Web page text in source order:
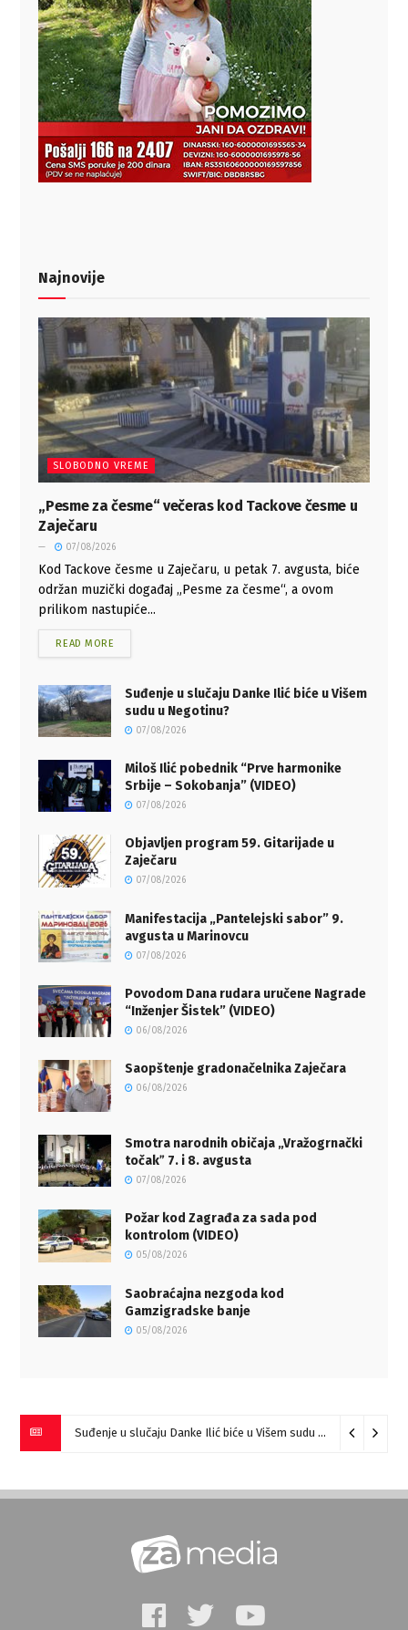
Najnovije
SLOBODNO VREME
„Pesme za česme“ večeras kod Tackove česme u
Zaječaru
07/08/2026
Kod Tackove česme u Zaječaru, u petak 7. avgusta, biće
održan muzički događaj „Pesme za česme“, a ovom
prilikom nastupiće...
READ MORE
Suđenje u slučaju Danke Ilić biće u Višem
sudu u Negotinu?
07/08/2026
Miloš Ilić pobednik “Prve harmonike
Srbije – Sokobanja” (VIDEO)
07/08/2026
Objavljen program 59. Gitarijade u
Zaječaru
07/08/2026
Manifestacija „Pantelejski sabor” 9.
avgusta u Marinovcu
07/08/2026
Povodom Dana rudara uručene Nagrade
“Inženjer Šistek” (VIDEO)
06/08/2026
Saopštenje gradonačelnika Zaječara
06/08/2026
Smotra narodnih običaja „Vražogrnački
točakˮ 7. i 8. avgusta
07/08/2026
Požar kod Zagrađa za sada pod
kontrolom (VIDEO)
05/08/2026
Saobraćajna nezgoda kod
Gamzigradske banje
05/08/2026
Suđenje u slučaju Danke Ilić biće u Višem sudu u Negotinu?